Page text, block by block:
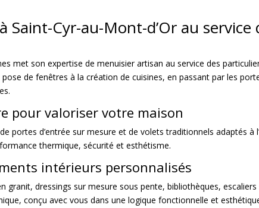
Cyr-au-Mont-d’Or au
met son expertise de menuisier artisan au service des
de fenêtres à la création de cuisines, en passant par les
pour valoriser votre maison
portes d’entrée sur mesure et de volets traditionnels adaptés à
thermique, sécurité et esthétisme.
intérieurs personnalisés
granit, dressings sur mesure sous pente, bibliothèques,
conçu avec vous dans une logique fonctionnelle et